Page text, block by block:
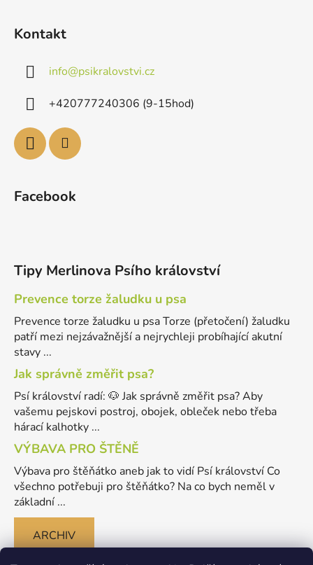
Kontakt
info@psikralovstvi.cz
+420777240306 (9-15hod)
Facebook
Tipy Merlinova Psího království
Prevence torze žaludku u psa
Prevence torze žaludku u psa Torze (přetočení) žaludku
patří mezi nejzávažnější a nejrychleji probíhající akutní
stavy ...
Jak správně změřit psa?
Psí království radí: 🐶 Jak správně změřit psa? Aby
vašemu pejskovi postroj, obojek, obleček nebo třeba
hárací kalhotky ...
VÝBAVA PRO ŠTĚNĚ
Výbava pro štěňátko aneb jak to vidí Psí království Co
všechno potřebuji pro štěňátko? Na co bych neměl v
základní ...
ARCHIV